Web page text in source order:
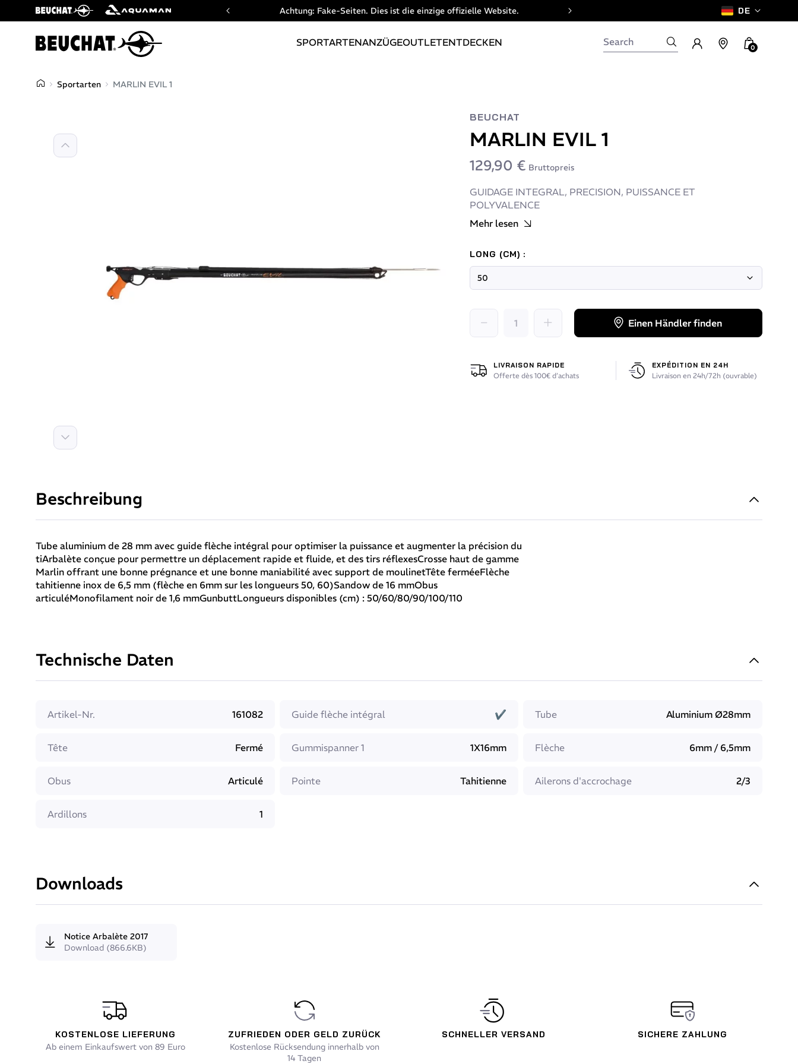
der Marken Beuchat und Aquaman Achtung: Fake-Seiten. Dies ist die einzige offizielle Website. DE
SPORTARTENANZÜGEOUTLETENTDECKEN 0
Sportarten MARLIN EVIL 1
Zurück
Weiter
BEUCHAT
MARLIN EVIL 1
129,90 € Bruttopreis
GUIDAGE INTEGRAL, PRECISION, PUISSANCE ET
POLYVALENCE
Mehr lesen
LONG (CM) :
Einen Händler finden
LIVRAISON RAPIDE
Offerte dès 100€ d’achats
EXPÉDITION EN 24H
Livraison en 24h/72h (ouvrable)
Beschreibung
Tube aluminium de 28 mm avec guide flèche intégral pour optimiser la puissance et augmenter la précision du
tiArbalète conçue pour permettre un déplacement rapide et fluide, et des tirs réflexesCrosse haut de gamme
Marlin offrant une bonne prégnance et une bonne maniabilité avec support de moulinetTête ferméeFlèche
tahitienne inox de 6,5 mm (flèche en 6mm sur les longueurs 50, 60)Sandow de 16 mmObus
articuléMonofilament noir de 1,6 mmGunbuttLongueurs disponibles (cm) : 50/60/80/90/100/110
Technische Daten
Artikel-Nr. 161082 Guide flèche intégral ✔ Tube Aluminium Ø28mm
Tête Fermé Gummispanner 1 1X16mm Flèche 6mm / 6,5mm
Obus Articulé Pointe Tahitienne Ailerons d'accrochage 2/3
Ardillons 1
Downloads
Notice Arbalète 2017
Download (866.6KB)
KOSTENLOSE LIEFERUNG
Ab einem Einkaufswert von 89 Euro
ZUFRIEDEN ODER GELD ZURÜCK
Kostenlose Rücksendung innerhalb von
14 Tagen
SCHNELLER VERSAND SICHERE ZAHLUNG